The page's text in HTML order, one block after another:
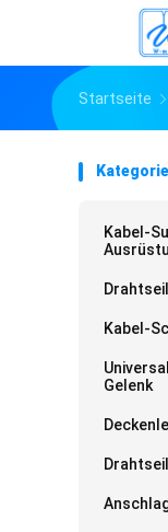
Startseite
Kabel-
Kabel-
Gelenk